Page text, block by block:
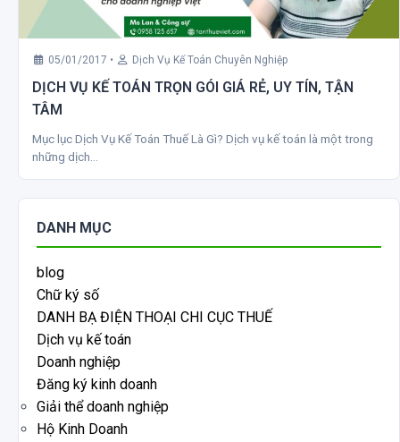
05/01/2017 • Dịch Vụ Kế Toán Chuyên Nghiệp
DỊCH VỤ KẾ TOÁN TRỌN GÓI GIÁ RẺ, UY TÍN, TẬN
TÂM
Mục lục Dịch Vụ Kế Toán Thuế Là Gì? Dịch vụ kế toán là một trong
những dịch…
DANH MỤC
blog
Chữ ký số
DANH BẠ ĐIỆN THOẠI CHI CỤC THUẾ
Dịch vụ kế toán
Doanh nghiệp
Đăng ký kinh doanh
Giải thể doanh nghiệp
Hộ Kinh Doanh